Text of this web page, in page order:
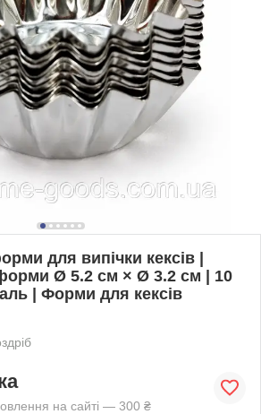
для випічки кексів |
форми Ø 5.2 см × Ø 3.2 см | 10
| Форми для кексів
на сайті — 300 ₴